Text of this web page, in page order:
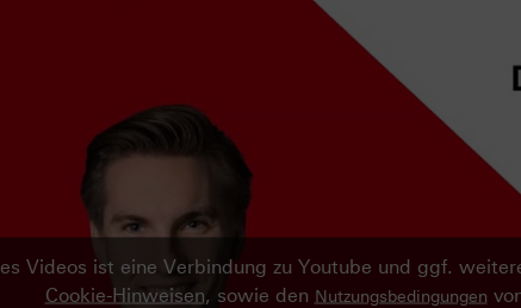
Videos ist eine Verbindung zu Youtube und ggf.
Cookie-Hinweisen, sowie den Nutzungsbedingungen